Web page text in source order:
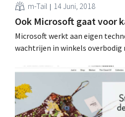
m-Tail 14 Juni, 2018
Ook Microsoft gaat voor
Microsoft werkt aan eigen
wachtrijen in winkels overbodig
strijd tegen Amazon Go.
scannen Kassaloze winkels zijn
retailland, zeker in
behalve de volledig kassaloze...